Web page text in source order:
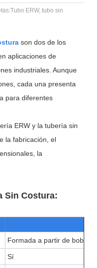
ERW, tubo sin
son dos de los
aplicaciones de
industriales. Aunque
cada una presenta
para diferentes
ERW y la tubería sin
la fabricación, el
la
Sin Costura:
Formada a partir de
Sí